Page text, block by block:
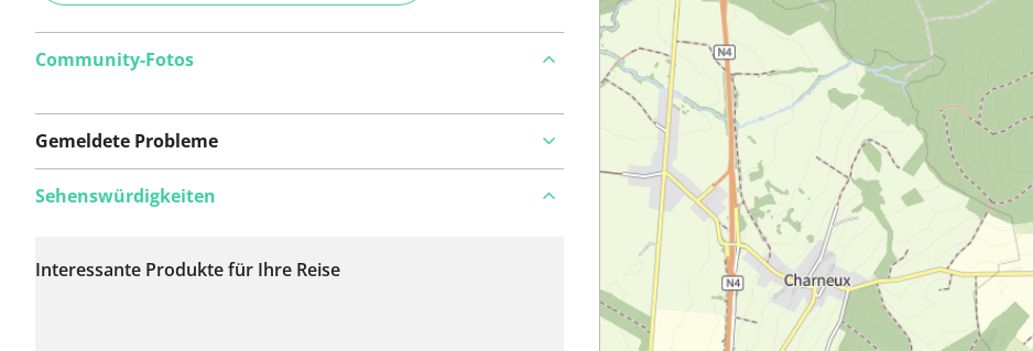
Community-Fotos
Gemeldete Probleme
wurden bisher keine
Sehenswürdigkeiten
Interessante Produkte für Ihre Reise